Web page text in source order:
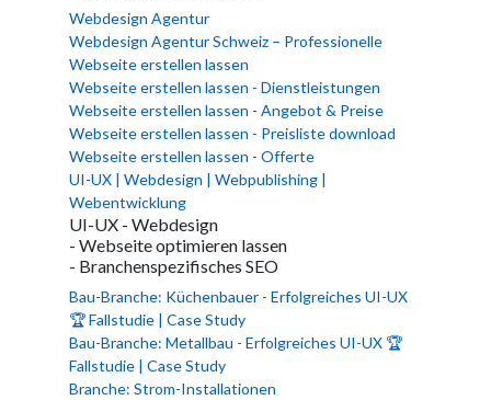
Webdesign Agentur
Webdesign Agentur Schweiz – Professionelle
Webseite erstellen lassen
Webseite erstellen lassen - Dienstleistungen
Webseite erstellen lassen - Angebot & Preise
Webseite erstellen lassen - Preisliste download
Webseite erstellen lassen - Offerte
UI-UX | Webdesign | Webpublishing |
Webentwicklung
UI-UX - Webdesign
- Webseite optimieren lassen
- Branchenspezifisches SEO
Bau-Branche: Küchenbauer - Erfolgreiches UI-UX
🏆 Fallstudie | Case Study
Bau-Branche: Metallbau - Erfolgreiches UI-UX 🏆
Fallstudie | Case Study
Branche: Strom-Installationen